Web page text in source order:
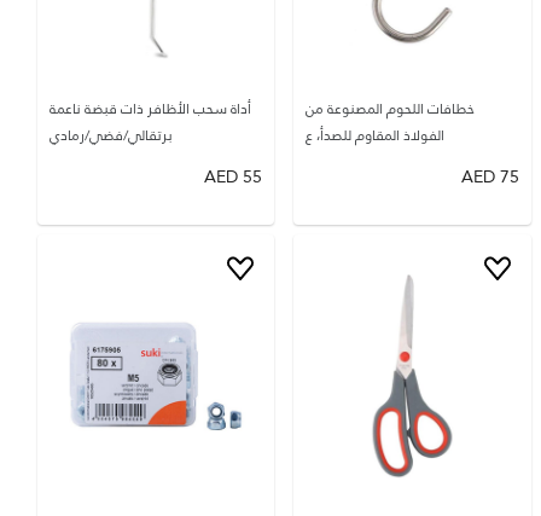
خطافات اللحوم المصنوعة من
الفولاذ المقاوم للصدأ، ع
75
AED
أداة سحب الأظافر ذات قبضة ناعمة
برتقالي/فضي/رمادي
55
AED